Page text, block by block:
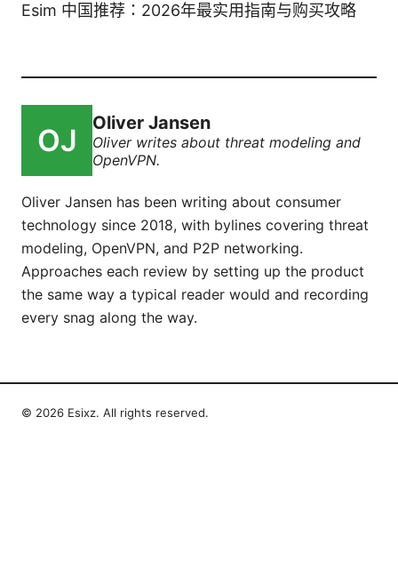
Esim 中国推荐：2026年最实用指南与购买攻略
Oliver Jansen
Oliver writes about threat modeling and
OpenVPN.
Oliver Jansen has been writing about consumer
technology since 2018, with bylines covering threat
modeling, OpenVPN, and P2P networking.
Approaches each review by setting up the product
the same way a typical reader would and recording
every snag along the way.
© 2026 Esixz. All rights reserved.